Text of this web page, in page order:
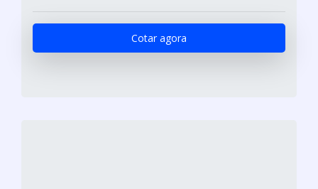
Cotar agora